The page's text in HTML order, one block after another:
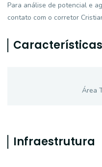
Para análise de potencial e
contato com o corretor
Características
Área
Infraestrutura